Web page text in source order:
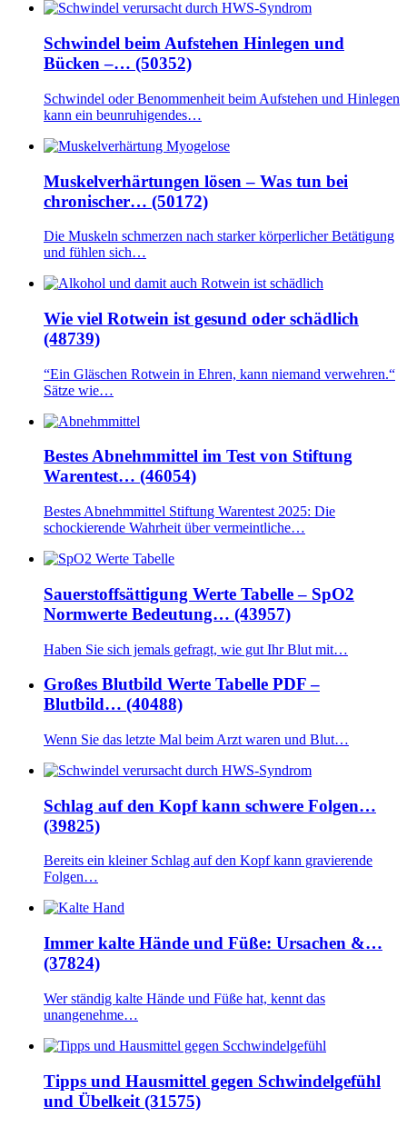
Schwindel beim Aufstehen Hinlegen und
Bücken –… (50352)
Schwindel oder Benommenheit beim Aufstehen und Hinlegen
kann ein beunruhigendes…
Muskelverhärtungen lösen – Was tun bei
chronischer… (50172)
Die Muskeln schmerzen nach starker körperlicher Betätigung
und fühlen sich…
Wie viel Rotwein ist gesund oder schädlich
(48739)
“Ein Gläschen Rotwein in Ehren, kann niemand verwehren.“
Sätze wie…
Bestes Abnehmmittel im Test von Stiftung
Warentest… (46054)
Bestes Abnehmmittel Stiftung Warentest 2025: Die
schockierende Wahrheit über vermeintliche…
Sauerstoffsättigung Werte Tabelle – SpO2
Normwerte Bedeutung… (43957)
Haben Sie sich jemals gefragt, wie gut Ihr Blut mit…
Großes Blutbild Werte Tabelle PDF –
Blutbild… (40488)
Wenn Sie das letzte Mal beim Arzt waren und Blut…
Schlag auf den Kopf kann schwere Folgen…
(39825)
Bereits ein kleiner Schlag auf den Kopf kann gravierende
Folgen…
Immer kalte Hände und Füße: Ursachen &…
(37824)
Wer ständig kalte Hände und Füße hat, kennt das
unangenehme…
Tipps und Hausmittel gegen Schwindelgefühl
und Übelkeit (31575)